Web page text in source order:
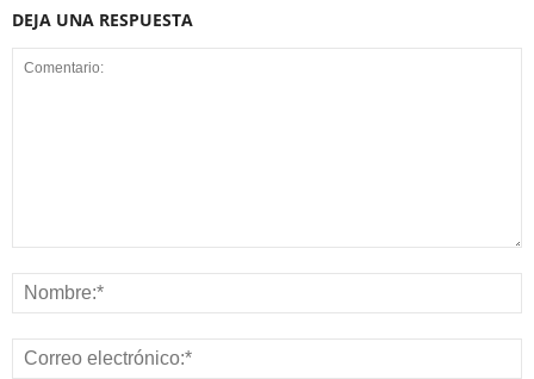
DEJA UNA RESPUESTA